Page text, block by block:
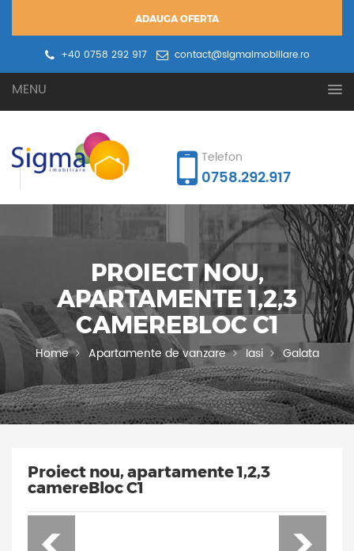
ADAUGA OFERTA
+40 0758 292 917
contact@sigmaimobiliare.ro
MENU
Telefon
0758.292.917
PROIECT NOU,
APARTAMENTE 1,2,3
CAMEREBLOC C1
Home Apartamente de vanzare Iasi Galata
Proiect nou, apartamente 1,2,3
camereBloc C1